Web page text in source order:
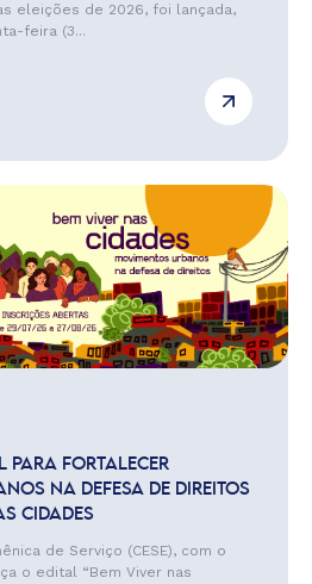
eleições de 2026, foi lançada,
feira (3...
PARA FORTALECER
NA DEFESA DE DIREITOS
CIDADES
de Serviço (CESE), com o
o edital “Bem Viver nas